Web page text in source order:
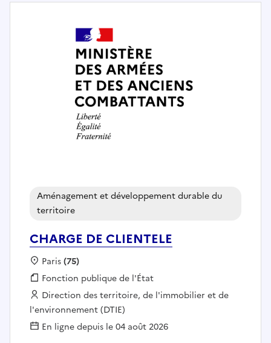
CHARGE DE CLIENTELE
Aménagement et développement durable du
territoire
Localisation :
Paris(75)
Fonction publique :
Fonction publique de l'État
Employeur :
Direction des territoire, de l'immobilier et de
l'environnement (DTIE)
En ligne depuis le 04 août 2026